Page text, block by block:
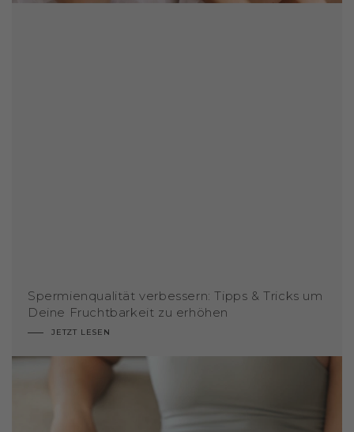
Spermienqualität verbessern: Tipps & Tricks um
Deine Fruchtbarkeit zu erhöhen
JETZT LESEN